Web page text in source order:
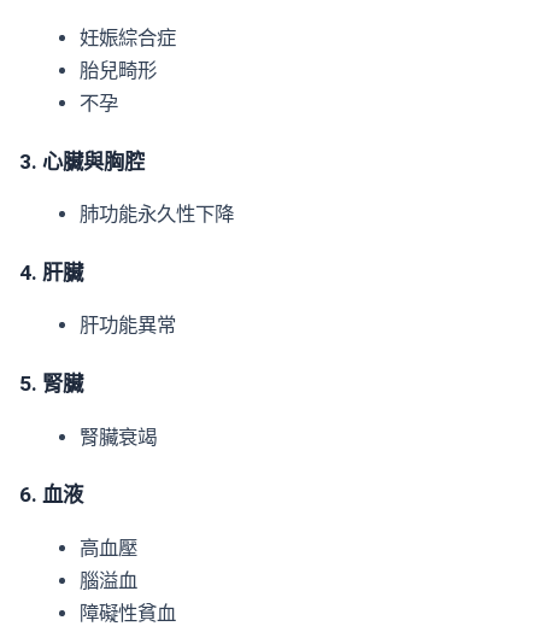
妊娠綜合症
胎兒畸形
不孕
3. 心臟與胸腔
肺功能永久性下降
4. 肝臟
肝功能異常
5. 腎臟
腎臟衰竭
6. 血液
高血壓
腦溢血
障礙性貧血